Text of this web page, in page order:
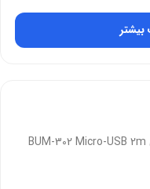
می‌شود. استاندارد‌های
ویژگی‌ها و اطلاعات فنی کابل شارژ بیاند مدل BUM-302 Micro-USB 2m